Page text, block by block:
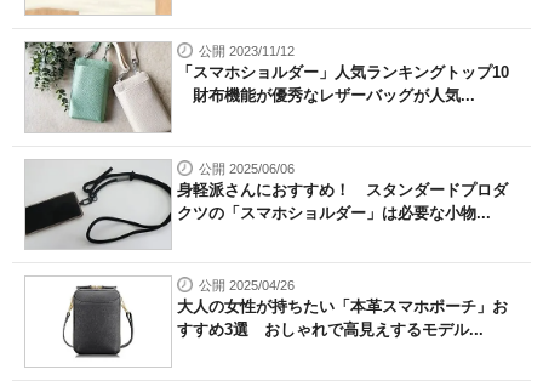
公開 2023/11/12
「スマホショルダー」人気ランキングトップ10
財布機能が優秀なレザーバッグが人気...
公開 2025/06/06
身軽派さんにおすすめ！ スタンダードプロダ
クツの「スマホショルダー」は必要な小物...
公開 2025/04/26
大人の女性が持ちたい「本革スマホポーチ」お
すすめ3選 おしゃれで高見えするモデル...